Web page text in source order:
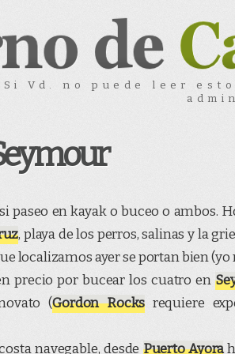
Si Vd. no puede leer
paseo en kayak o buceo o ambos.
, playa de los perros, salinas y la
localizamos ayer se portan bien
precio por bucear los cuatro en
(Gordon Rocksrequiere
navegable, desde Puerto Ayora